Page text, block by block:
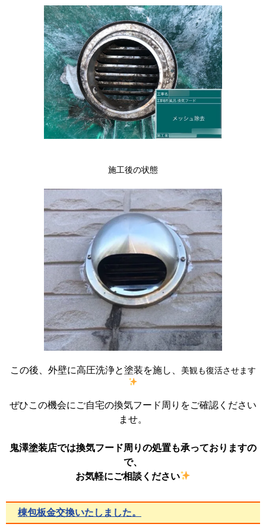
施工後の状態
この後、外壁に高圧洗浄と塗装を施し、 美観も復活させます
ぜひこの機会にご自宅の換気フード周りをご確認ください
ませ。
鬼澤塗装店では換気フード周りの処置も承っておりますの
で、
お気軽にご相談ください
棟包板金交換いたしました。